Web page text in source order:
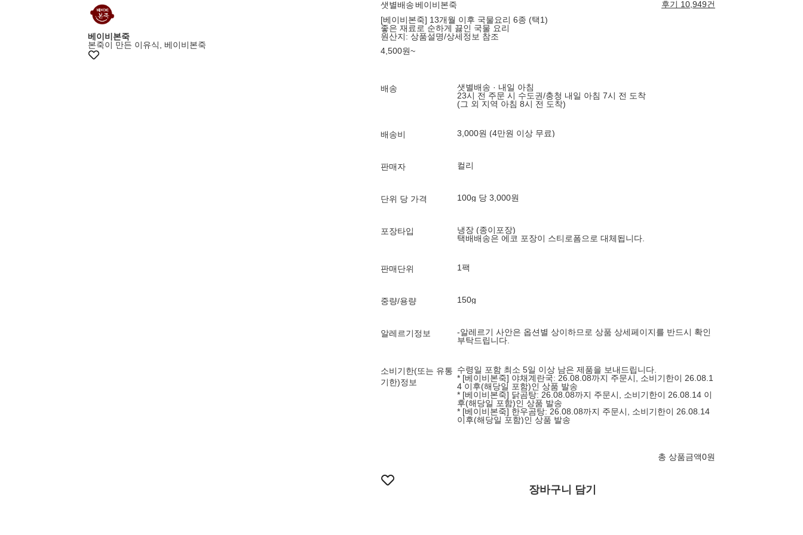
베이비본죽
본죽이 만든 이유식, 베이비본죽
샛별배송베이비본죽
후기 10,949건
[베이비본죽] 13개월 이후 국물요리 6종 (택1)
좋은 재료로 순하게 끓인 국물 요리
원산지: 상품설명/상세정보 참조
4,500원~
배송
샛별배송 · 내일 아침
23시 전 주문 시 수도권/충청 내일 아침 7시 전 도착
(그 외 지역 아침 8시 전 도착)
배송비 3,000원 (4만원 이상 무료)
판매자 컬리
단위 당 가격 100g 당 3,000원
포장타입
냉장 (종이포장)
택배배송은 에코 포장이 스티로폼으로 대체됩니다.
판매단위 1팩
중량/용량 150g
알레르기정보
-알레르기 사안은 옵션별 상이하므로 상품 상세페이지를 반드시 확인
부탁드립니다.
소비기한(또는 유통
기한)정보
수령일 포함 최소 5일 이상 남은 제품을 보내드립니다.
* [베이비본죽] 야채계란국: 26.08.08까지 주문시, 소비기한이 26.08.1
4 이후(해당일 포함)인 상품 발송
* [베이비본죽] 닭곰탕: 26.08.08까지 주문시, 소비기한이 26.08.14 이
후(해당일 포함)인 상품 발송
* [베이비본죽] 한우곰탕: 26.08.08까지 주문시, 소비기한이 26.08.14
이후(해당일 포함)인 상품 발송
총 상품금액0원
장바구니 담기